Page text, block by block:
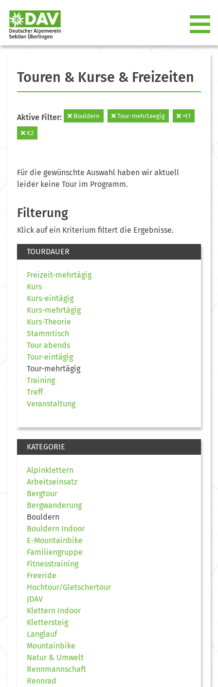
Touren & Kurse & Freizeiten
Aktive Filter: Bouldern Tour-mehrtaegig =t1
K2
Für die gewünschte Auswahl haben wir aktuell
leider keine Tour im Programm.
Filterung
Klick auf ein Kriterium filtert die Ergebnisse.
TOURDAUER
Freizeit-mehrtägig
Kurs
Kurs-eintägig
Kurs-mehrtägig
Kurs-Theorie
Stammtisch
Tour abends
Tour-eintägig
Tour-mehrtägig
Training
Treff
Veranstaltung
KATEGORIE
Alpinklettern
Arbeitseinsatz
Bergtour
Bergwanderung
Bouldern
Bouldern Indoor
E-Mountainbike
Familiengruppe
Fitnesstraining
Freeride
Hochtour/Gletschertour
JDAV
Klettern Indoor
Klettersteig
Langlauf
Mountainbike
Natur & Umwelt
Rennmannschaft
Rennrad